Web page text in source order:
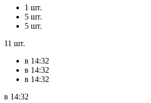
1 шт.
5 шт.
5 шт.
11 шт.
в 14:32
в 14:32
в 14:32
в 14:32